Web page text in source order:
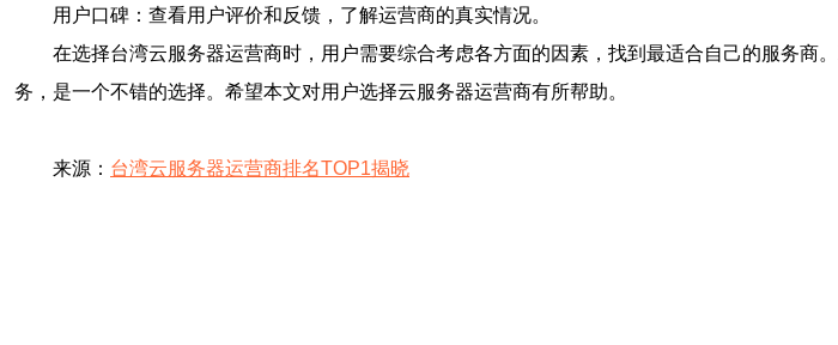
用户口碑：查看用户评价和反馈，了解运营商的真实情况。
在选择台湾云服务器运营商时，用户需要综合考虑各方面的因素，找到最适合自己的服务
务，是一个不错的选择。希望本文对用户选择云服务器运营商有所帮助。
来源： 台湾云服务器运营商排名TOP1揭晓